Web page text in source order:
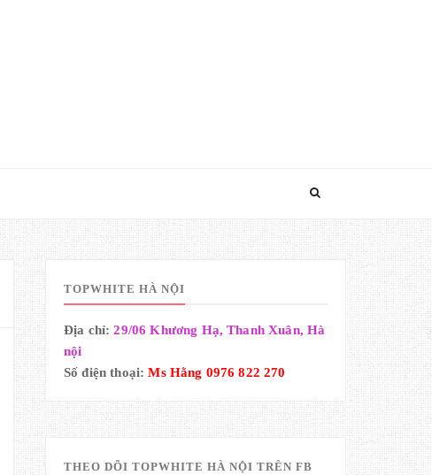
TOPWHITE HÀ NỘI
Địa chỉ:29/06 Khương Hạ, Thanh Xuân, Hà
nội
Số điện thoại:Ms Hằng 0976 822 270
THEO DÕI TOPWHITE HÀ NỘI TRÊN FB